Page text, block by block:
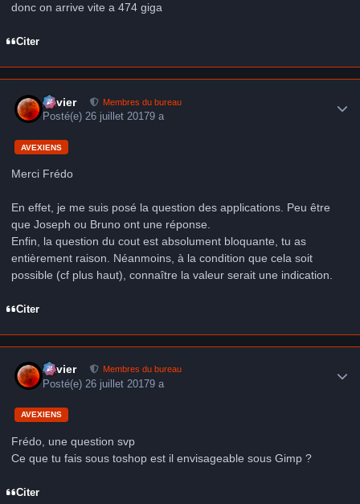
donc on arrive vite a 474 giga
Citer
Xavier Membres du bureau
Posté(e)26 juillet 20179 a
AVEXIENS
Merci Frédo
En effet, je me suis posé la question des applications. Peu être
que Joseph ou Bruno ont une réponse.
Enfin, la question du cout est absolument bloquante, tu as
entièrement raison. Néanmoins, à la condition que cela soit
possible (cf plus haut), connaître la valeur serait une indication.
Citer
Xavier Membres du bureau
Posté(e) 26 juillet 20179 a
AVEXIENS
Frédo, une question svp
Ce que tu fais sous toshop est il envisageable sous Gimp ?
Citer